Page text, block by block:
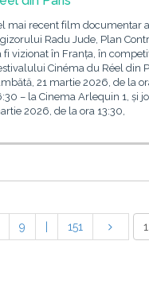
mai recent film documentar
Radu Jude, Plan
fi vizionat în Franța, în
Cinéma du Réel din
21 martie 2026, de la
– la Cinema Arlequin 1, și
2026, de la ora 13:30,
9 151